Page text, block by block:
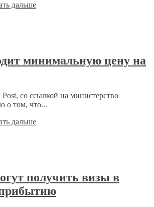
дальше
минимальную цену на
со ссылкой на министерство
о том, что...
дальше
получить визы в